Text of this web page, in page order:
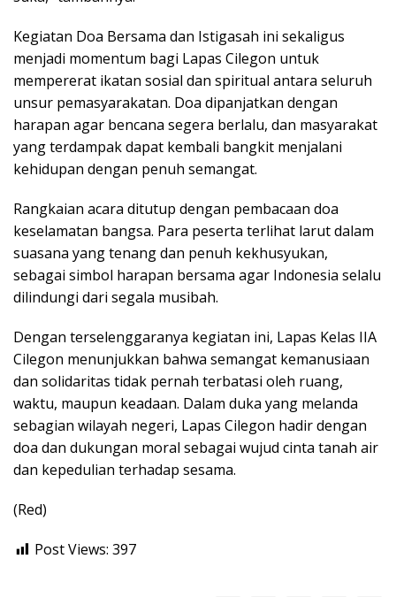
Kegiatan Doa Bersama dan Istigasah ini sekaligus
menjadi momentum bagi Lapas Cilegon untuk
mempererat ikatan sosial dan spiritual antara seluruh
unsur pemasyarakatan. Doa dipanjatkan dengan
harapan agar bencana segera berlalu, dan masyarakat
yang terdampak dapat kembali bangkit menjalani
kehidupan dengan penuh semangat.
Rangkaian acara ditutup dengan pembacaan doa
keselamatan bangsa. Para peserta terlihat larut dalam
suasana yang tenang dan penuh kekhusyukan,
sebagai simbol harapan bersama agar Indonesia selalu
dilindungi dari segala musibah.
Dengan terselenggaranya kegiatan ini, Lapas Kelas IIA
Cilegon menunjukkan bahwa semangat kemanusiaan
dan solidaritas tidak pernah terbatasi oleh ruang,
waktu, maupun keadaan. Dalam duka yang melanda
sebagian wilayah negeri, Lapas Cilegon hadir dengan
doa dan dukungan moral sebagai wujud cinta tanah air
dan kepedulian terhadap sesama.
(Red)
Post Views: 397